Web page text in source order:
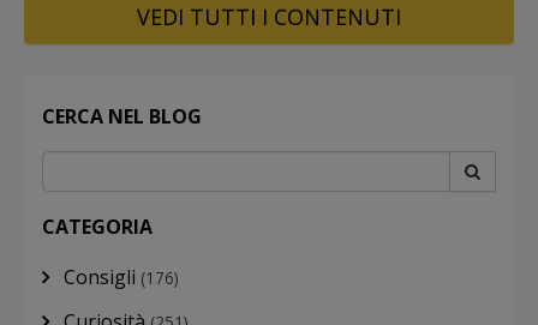
VEDI TUTTI I CONTENUTI
CERCA NEL BLOG
CATEGORIA
Consigli (176)